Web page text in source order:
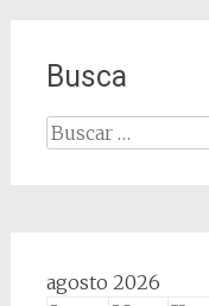
Busca
Buscar:
agosto 2026